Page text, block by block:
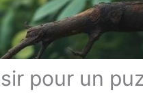
pour un